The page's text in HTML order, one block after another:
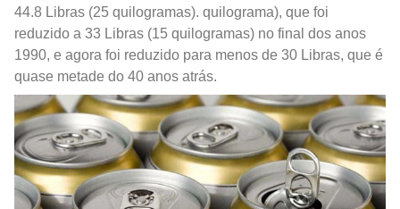
44.8 Libras (25 quilogramas). quilograma), que foi
reduzido a 33 Libras (15 quilogramas) no final dos anos
1990, e agora foi reduzido para menos de 30 Libras, que é
quase metade do 40 anos atrás.